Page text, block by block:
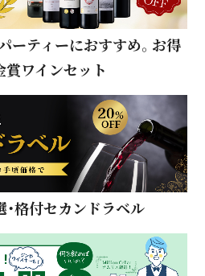
ーティーにおすすめ。お得
ワインセット
格付セカンドラベル